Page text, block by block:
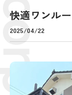
快適ワンル
2025/04/22